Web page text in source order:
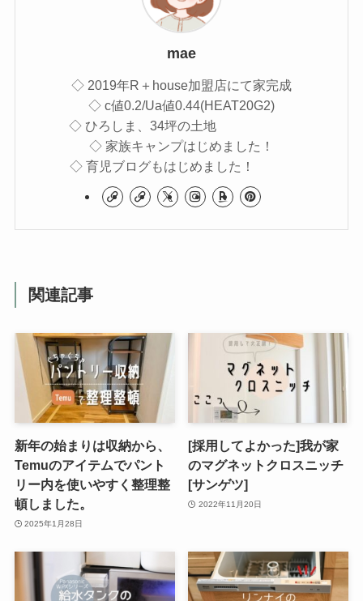
mae
◇ 2019年R＋house加盟店にて家完成
◇ c値0.2/Ua値0.44(HEAT20G2)
◇ ひろしま、34坪の土地
◇ 家族キャンプはじめました！
◇ 育児ブログもはじめました！
関連記事
新年の始まりは収納から、
Temuのアイテムでパント
リー内を使いやすく整理整
頓しました。
2025年1月28日
[採用してよかった]我が家
のマグネットクロスニッチ
[サンゲツ]
2022年11月20日